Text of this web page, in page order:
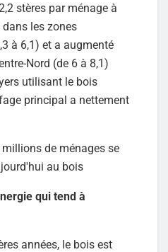
stères par ménage à
dans les zones
à 6,1) et a augmenté
Nord (de 6 à 8,1)
utilisant le bois
principal a nettement
qui tend à
années, le bois est